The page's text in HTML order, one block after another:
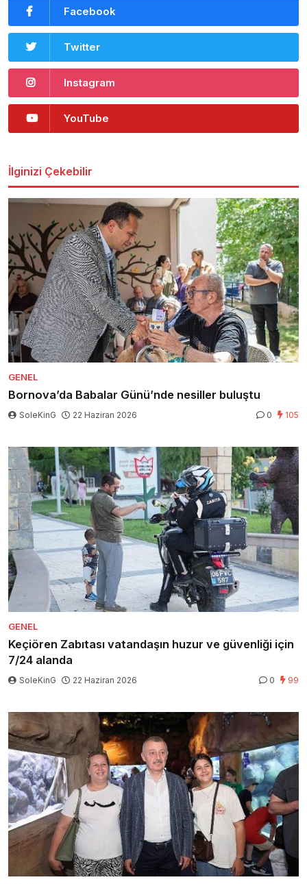
Facebook
Twitter
Instagram
YouTube
İlginizi Çekebilir
GENEL
Bornova’da Babalar Günü’nde nesiller buluştu
SoleKinG 22 Haziran 2026 0 105
GENEL
Keçiören Zabıtası vatandaşın huzur ve güvenliği için
7/24 alanda
SoleKinG 22 Haziran 2026 0 99